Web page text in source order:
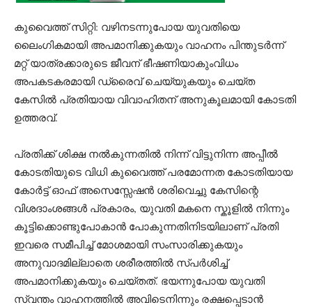
കുവൈത്ത് സിറ്റി: വഴിനടന്നുപോയ യുവതിയെ
ലൈംഗികമായി അപമാനിക്കുകയും വാഹനം പിന്തുടർന്ന്
മറ്റ് യാത്രക്കാരുടെ ജീവന് ഭീഷണിയാകുംവിധം
അപകടകരമായി ഡ്രൈവ് ചെയ്യുകയും ചെയ്ത
കേസിൽ പ്രതിയായ വിവാഹിതന് അനുകൂലമായി കോടതി
ഉത്തരവ്.
പ്രതിക്ക് ശിക്ഷ നൽകുന്നതിൽ നിന്ന് വിട്ടുനിന്ന അപ്പീൽ
കോടതിയുടെ വിധി കുവൈത്ത് പരമോന്നത കോടതിയായ
കോർട്ട് ഓഫ് അസെസ്സേഷൻ ശരിവെച്ചു കേസിന്റെ
വിശദാംശങ്ങൾ പ്രകാരം, യുവതി മകനെ സ്കൂളിൽ നിന്നും
കൂട്ടിക്കൊണ്ടുപോകാൻ പോകുന്നതിനിടയിലാണ് പ്രതി
ഇവരെ സമീപിച്ച് മോശമായി സംസാരിക്കുകയും
അനുവാദമില്ലാതെ ശരീരത്തിൽ സ്പർശിച്ച്
അപമാനിക്കുകയും ചെയ്തത്. ഭയന്നുപോയ യുവതി
സ്വന്തം വാഹനത്തിൽ അവിടെനിന്നും രക്ഷപ്പെടാൻ